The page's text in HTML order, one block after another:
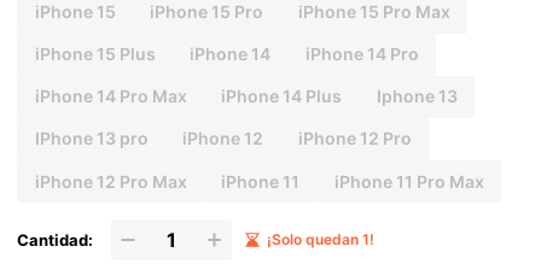
iPhone 15 iPhone 15 Pro iPhone 15 Pro Max
iPhone 15 Plus iPhone 14 iPhone 14 Pro
iPhone 14 Pro Max iPhone 14 Plus Iphone 13
IPhone 13 pro iPhone 12 iPhone 12 Pro
iPhone 12 Pro Max iPhone 11 iPhone 11 Pro Max
Cantidad: ¡Solo quedan 1!